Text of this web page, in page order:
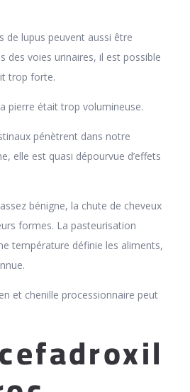
de lupus peuvent aussi être
des voies urinaires, il est possible
trop forte.
pierre était trop volumineuse.
pénètrent dans notre
elle est quasi dépourvue d’effets
bénigne, la chute de cheveux
formes. La pasteurisation
température définie les aliments,
et chenille processionnaire peut